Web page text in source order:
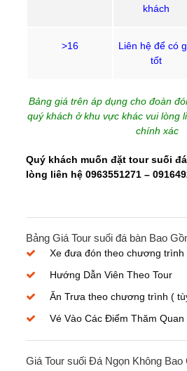
khách
>16
Liên hệ để có
tốt
Bảng giá trên áp dụng cho đoàn
quý khách ở khu vực khác vui lòng
chính xác
Quý khách muốn đặt tour suối
lòng liên hệ 0963551271 –
Bảng Giá Tour suối đá bàn Bao
Xe đưa đón theo chương trình
Hướng Dẫn Viên Theo Tour
Ăn Trưa theo chương trình (
Vé Vào Các Điểm Thăm
Giá Tour suối Đá Ngọn Không Bao